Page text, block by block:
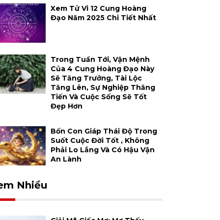
Xem Tử Vi 12 Cung Hoàng
Đạo Năm 2025 Chi Tiết Nhất
Trong Tuần Tới, Vận Mệnh
Của 4 Cung Hoàng Đạo Này
Sẽ Tăng Trưởng, Tài Lộc
Tăng Lên, Sự Nghiệp Thăng
Tiến Và Cuộc Sống Sẽ Tốt
Đẹp Hơn
Bốn Con Giáp Thái Độ Trong
Suốt Cuộc Đời Tốt , Không
Phải Lo Lắng Và Có Hậu Vận
An Lành
Nhiều